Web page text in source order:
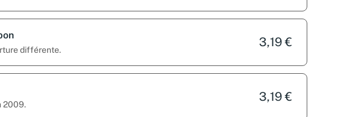
différente.
3,19 €
2009.
3,19 €